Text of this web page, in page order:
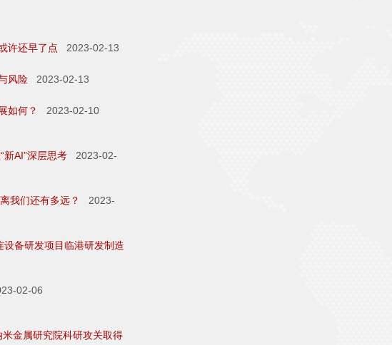
许还早了点 2023-02-13
风险 2023-02-13
如何？ 2023-02-10
新AI”深层思考 2023-02-
我们还有多远？
2023-
备研发项目临港研发制造
02-06
米金属研究院科研攻关取得